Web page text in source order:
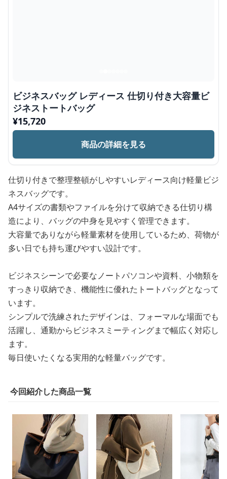
ビジネスバッグ レディース 仕切り付き大容量ビ
ジネストートバッグ
¥15,720
商品の詳細を見る
仕切り付きで整理整頓がしやすいレディース向け軽量ビジ
ネスバッグです。
A4サイズの書類やファイルを分けて収納できる仕切り構
造により、バッグの中身を見やすく管理できます。
大容量でありながら軽量素材を使用しているため、荷物が
多い日でも持ち運びやすい設計です。
ビジネスシーンで必要なノートパソコンや資料、小物類を
すっきり収納でき、機能性に優れたトートバッグとなって
います。
シンプルで洗練されたデザインは、フォーマルな場面でも
活躍し、通勤からビジネスミーティングまで幅広く対応し
ます。
毎日使いたくなる実用的な軽量バッグです。
今回紹介した商品一覧